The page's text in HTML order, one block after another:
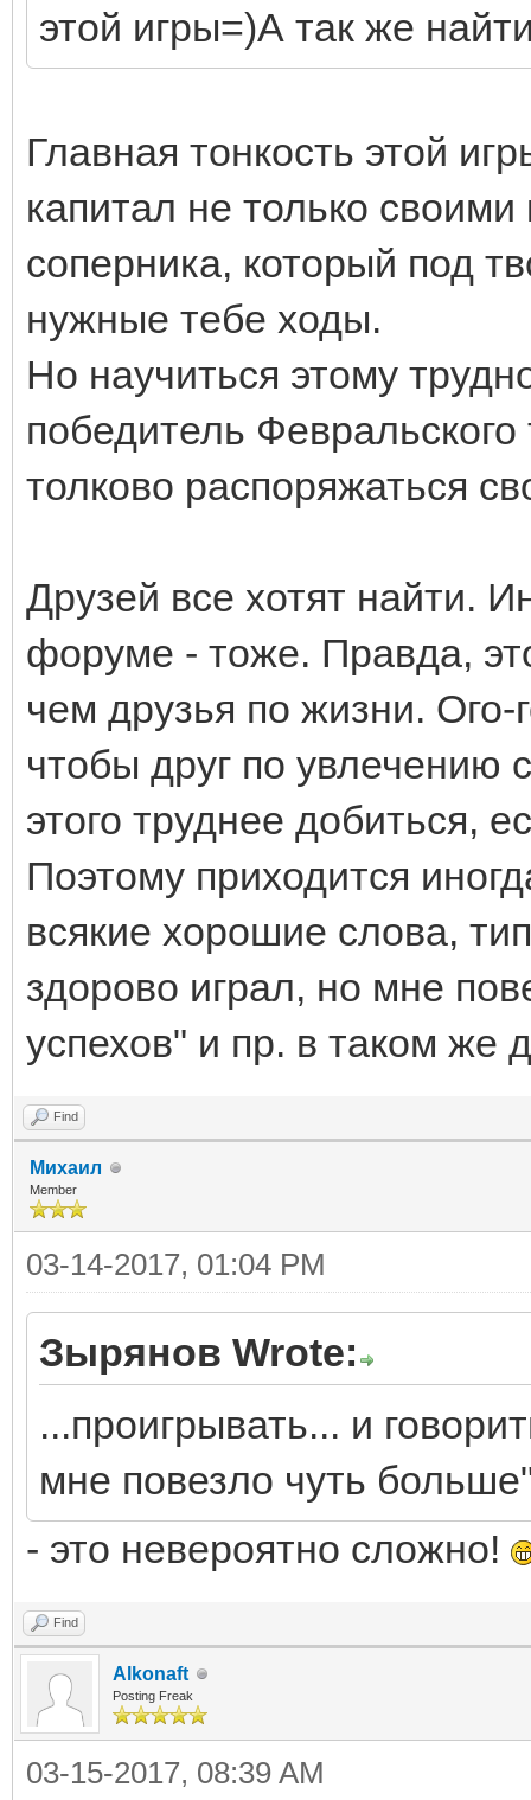
этой игры=)А так же
Главная тонкость этой
капитал не только
соперника, который под
нужные тебе ходы.
Но научиться этому
победитель
толково распоряжаться
Друзей все хотят найти.
форуме - тоже. Правда,
чем друзья по жизни. Ого-
чтобы друг по увлечению
этого труднее добиться,
Поэтому приходится
всякие хорошие слова,
здорово играл, но мне
успехов" и пр. в таком же
Find
Михаил
Member
03-14-2017, 01:04 PM
Зырянов Wrote:
...проигрывать... и
мне повезло чуть
- это невероятно сложно!
Find
Alkonaft
Posting Freak
03-15-2017, 08:39 AM